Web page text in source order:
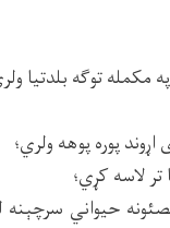
توګه بلدتیا
پوره پوهه ولري؛
لاسه کړي؛
حیواني سرچېنه